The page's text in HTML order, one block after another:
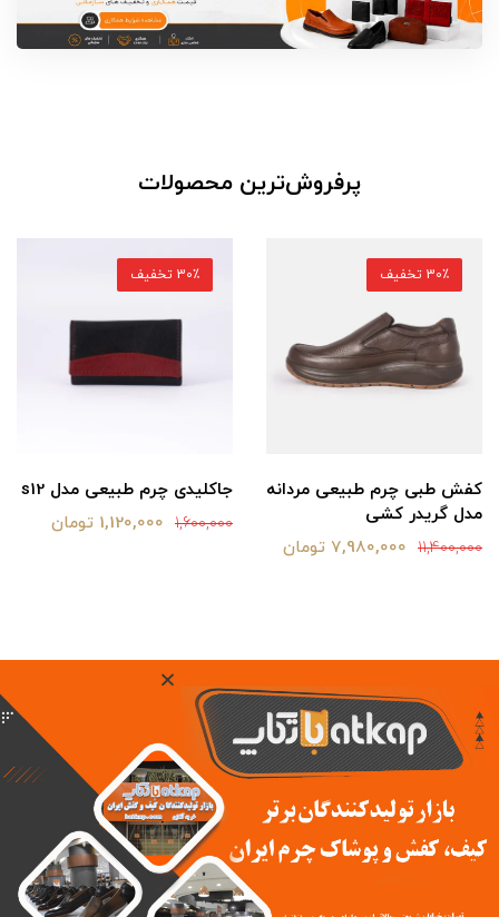
پرفروش‌ترین محصولات
کفش طبی چرم طبیعی مردانه
مدل گریدر کشی
11,400,000 7,980,000 تومان
30٪ تخفیف
جاکلیدی چرم طبیعی مدل s12
1,600,000 1,120,000 تومان
30٪ تخفیف